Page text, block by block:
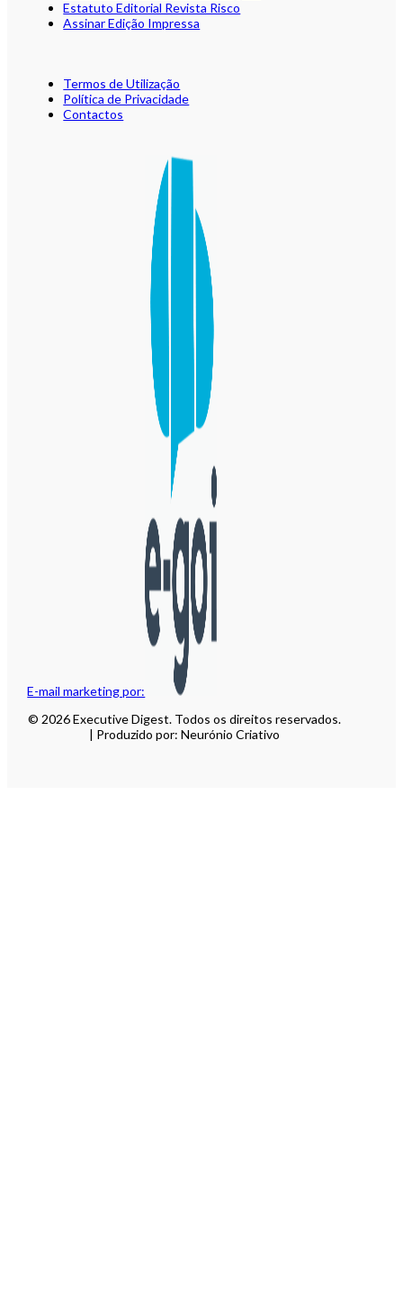
E-mail marketing por:
Estatuto Editorial Revista Risco
Assinar Edição Impressa
Termos de Utilização
Política de Privacidade
Contactos
© 2026 Executive Digest. Todos os direitos reservados.
| Produzido por: Neurónio Criativo